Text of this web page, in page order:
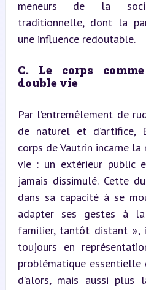
meneurs de la
traditionnelle, dont la
une influence redoutable.
C. Le corps
double vie
Par l’entremêlement de
de naturel et d’artifice,
corps de Vautrin incarne
vie : un extérieur public
jamais dissimulé. Cette
dans sa capacité à se
adapter ses gestes à
familier, tantôt distant »,
toujours en
problématique essentielle
d’alors, mais aussi plus